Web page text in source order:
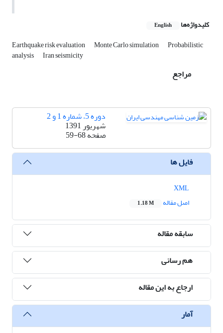
کلیدواژه‌ها English
Earthquake risk evaluation Monte Carlo simulation Probabilistic
analysis Iran seismicity
مراجع
دوره 5، شماره 1 و 2
شهریور 1391
صفحه59-68
فایل ها
اصل مقاله
1.18 M
سابقه مقاله
هم رسانی
ارجاع به این مقاله
آمار